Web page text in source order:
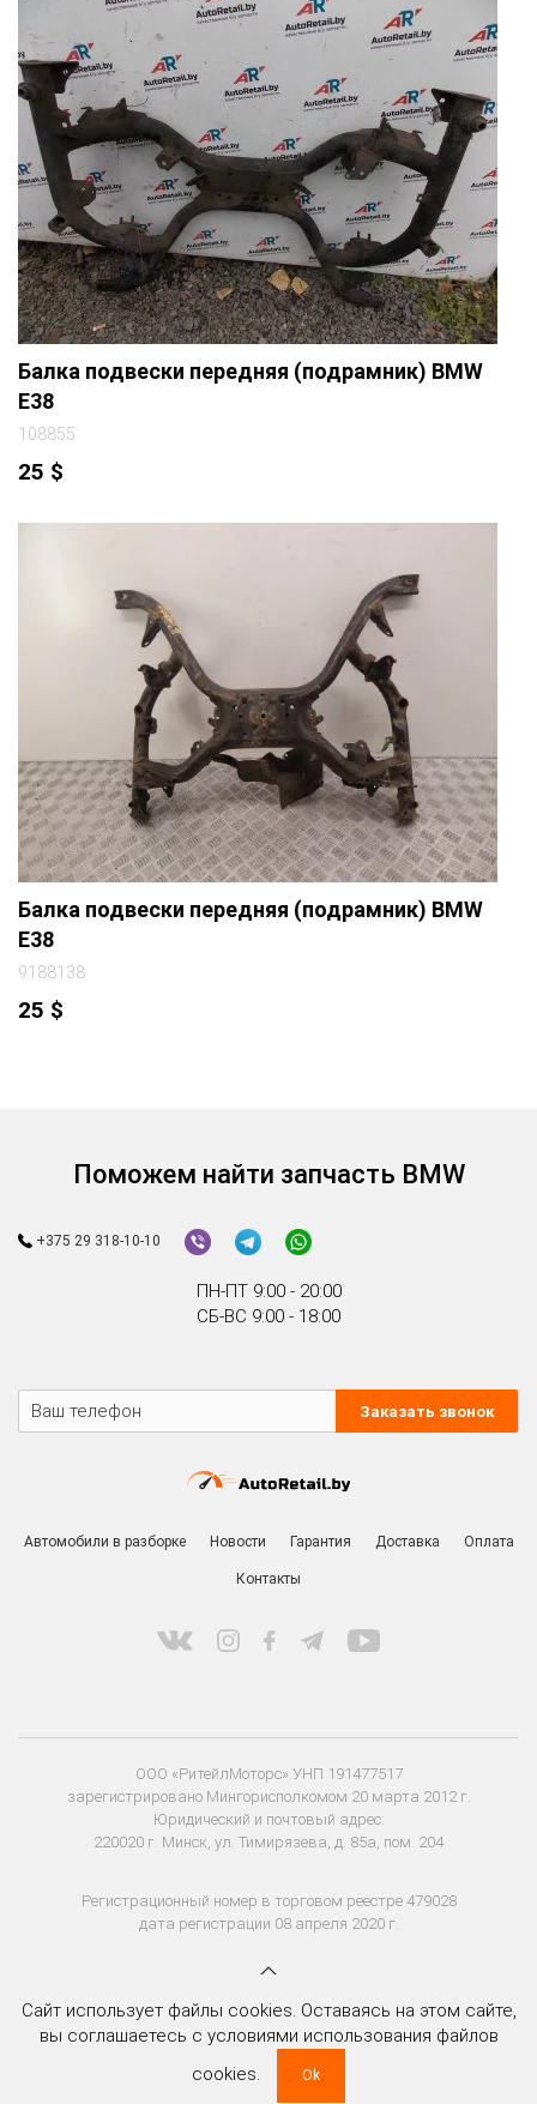
Балка подвески передняя (подрамник) BMW
E38
108855
25 $
Балка подвески передняя (подрамник) BMW
E38
9188138
25 $
Поможем найти запчасть BMW
+375 29 318-10-10
ПН-ПТ 9:00 - 20:00
СБ-ВС 9:00 - 18:00
Заказать звонок
Автомобили в разборке Новости Гарантия Доставка Оплата
Контакты
ООО «РитейлМоторс» УНП 191477517
зарегистрировано Мингорисполкомом 20 марта 2012 г.
Юридический и почтовый адрес:
220020 г. Минск, ул. Тимирязева, д. 85а, пом. 204
Регистрационный номер в торговом реестре 479028
дата регистрации 08 апреля 2020 г.
Сайт использует файлы cookies. Оставаясь на этом сайте,
вы соглашаетесь с условиями использования файлов
cookies.
Ok